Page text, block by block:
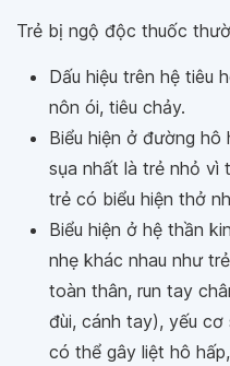
Trẻ bị ngộ độc thuốc
Dấu hiệu trên hệ tiêu
nôn ói, tiêu chảy.
Biểu hiện ở đường
sụa nhất là trẻ nhỏ vì
trẻ có biểu hiện thở
Biểu hiện ở hệ thần
nhẹ khác nhau như
toàn thân, run tay
đùi, cánh tay), yếu
có thể gây liệt hô